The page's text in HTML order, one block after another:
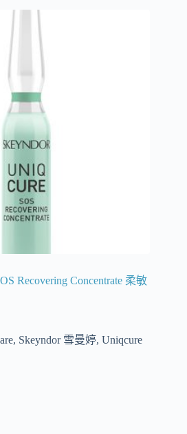
Recovering Concentrate 柔敏
, Skeyndor 雪曼婷, Uniqcure